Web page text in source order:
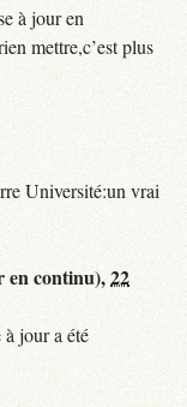
à jour en
mettre,c’est plus
Université:un vrai
en continu),22
jour a été